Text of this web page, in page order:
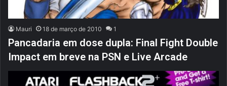
Mauri 18 de março de 2010 1
Pancadaria em dose dupla: Final Fight Double
Impact em breve na PSN e Live Arcade